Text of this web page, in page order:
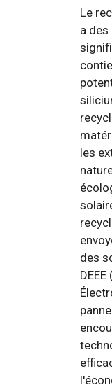
Le
a
les
des